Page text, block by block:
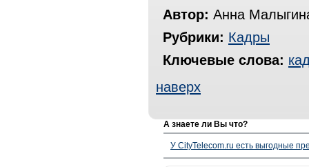
Автор: Анна
Рубрики: Кадры
Ключевые слова:
наверх
А знаете ли Вы что?
У CityTelecom.ru есть выгодные